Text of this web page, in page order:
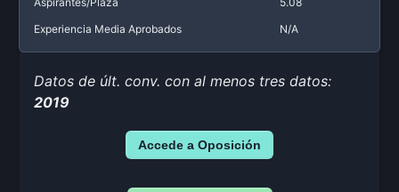
Experiencia Media Aprobados
N/A
Datos de últ. conv. con al menos tres datos:
2019
Accede a Oposición